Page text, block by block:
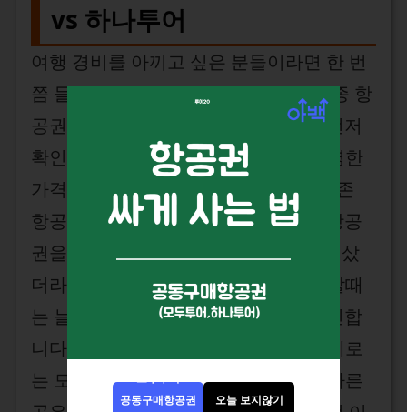
vs 하나투어
여행 경비를 아끼고 싶은 분들이라면 한 번
쯤 들어봤을 공동구매 항공권. 저는 종종 항
공권 예매를 할때 공동구매 항공권을 먼저
확인하는데요. 기존 항공권에 비해 저렴한
가격에 살 수 있기 때문이죠.
한 번은 기존
항공권을 구매한 후 나중에 공동구매 항공
권을 검색해봤더니 10만원이나 비싸게 샀
더라고요. 그래서 이젠 항공권을 예매할때
는 늘 공동구매 항공권 사이트부터 확인합
니다. 공동구매 항공권의 대표적인 업체로
는 모두투어와 하나투어가 있습니다.
다른
공동구매항공권
오늘 보지않기